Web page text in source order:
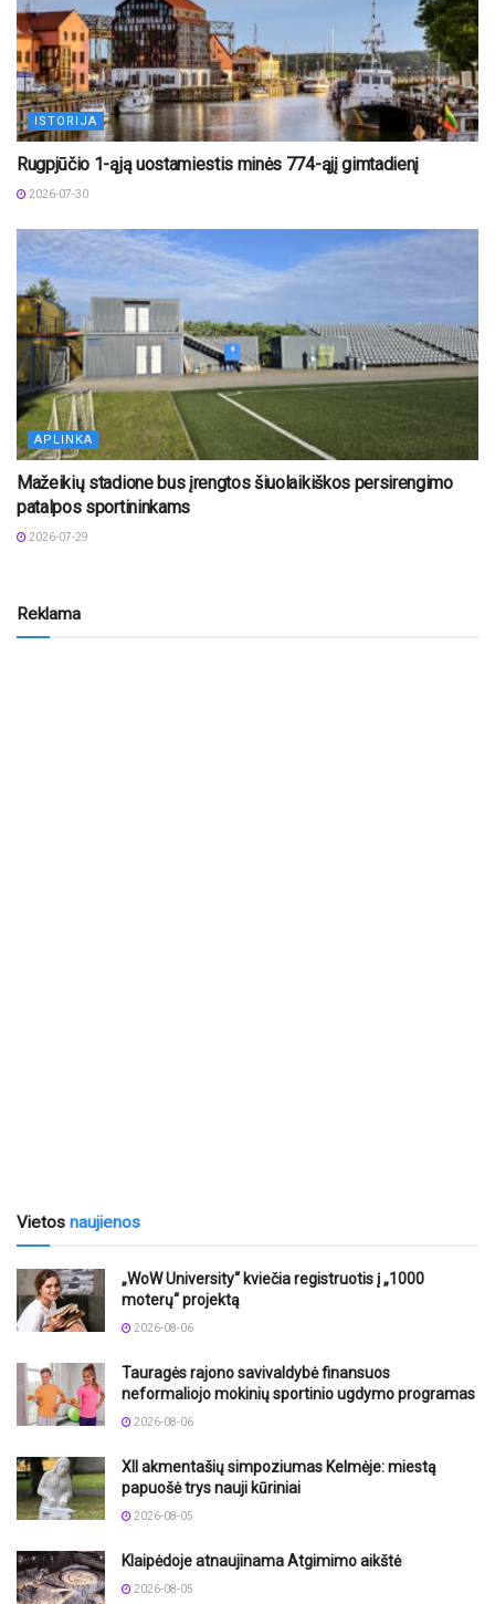
ISTORIJA
Rugpjūčio 1-ąją uostamiestis minės 774-ąjį gimtadienį
2026-07-30
APLINKA
Mažeikių stadione bus įrengtos šiuolaikiškos persirengimo
patalpos sportininkams
2026-07-29
Reklama
Vietos naujienos
„WoW University“ kviečia registruotis į „1000
moterų“ projektą
2026-08-06
Tauragės rajono savivaldybė finansuos
neformaliojo mokinių sportinio ugdymo programas
2026-08-06
XII akmentašių simpoziumas Kelmėje: miestą
papuošė trys nauji kūriniai
2026-08-05
Klaipėdoje atnaujinama Atgimimo aikštė
2026-08-05